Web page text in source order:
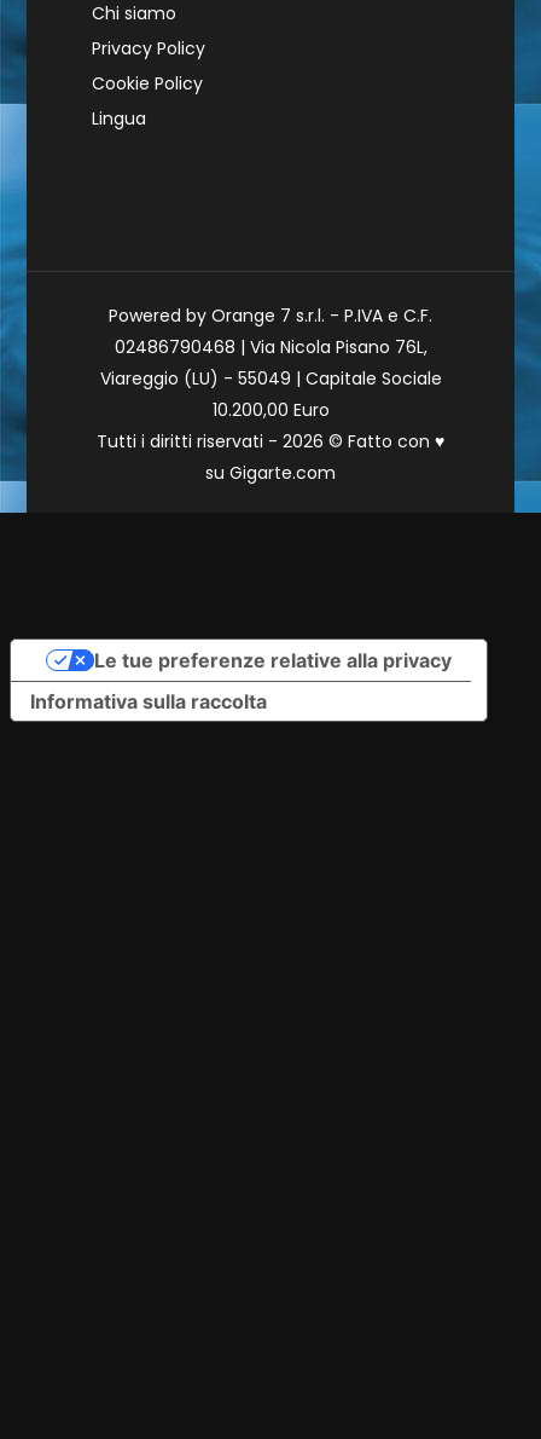
Chi siamo
Privacy Policy
Cookie Policy
Lingua
Powered by Orange 7 s.r.l. - P.IVA e C.F.
02486790468 | Via Nicola Pisano 76L,
Viareggio (LU) - 55049 | Capitale Sociale
10.200,00 Euro
Tutti i diritti riservati - 2026 © Fatto con ♥
su Gigarte.com
Informativa sulla raccolta
Le tue preferenze relative alla privacy